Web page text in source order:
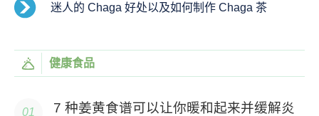
迷人的 Chaga 好处以及如何制作 Chaga 茶
健康食品
7 种姜黄食谱可以让你暖和起来并缓解炎